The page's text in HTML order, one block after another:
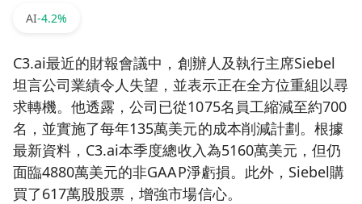
AI-4.2%
C3.ai最近的財報會議中，創辦人及執行主席Siebel
坦言公司業績令人失望，並表示正在全方位重組以尋
求轉機。他透露，公司已從1075名員工縮減至約700
名，並實施了每年135萬美元的成本削減計劃。根據
最新資料，C3.ai本季度總收入為5160萬美元，但仍
面臨4880萬美元的非GAAP淨虧損。此外，Siebel購
買了617萬股股票，增強市場信心。